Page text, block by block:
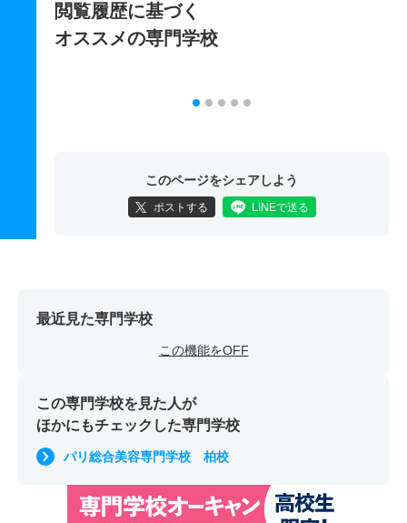
閲覧履歴に基づく
オススメの専門学校
このページをシェアしよう
ポストする LINEで送る
最近見た専門学校
この機能をOFF
この専門学校を見た人が
ほかにもチェックした専門学校
パリ総合美容専門学校 柏校